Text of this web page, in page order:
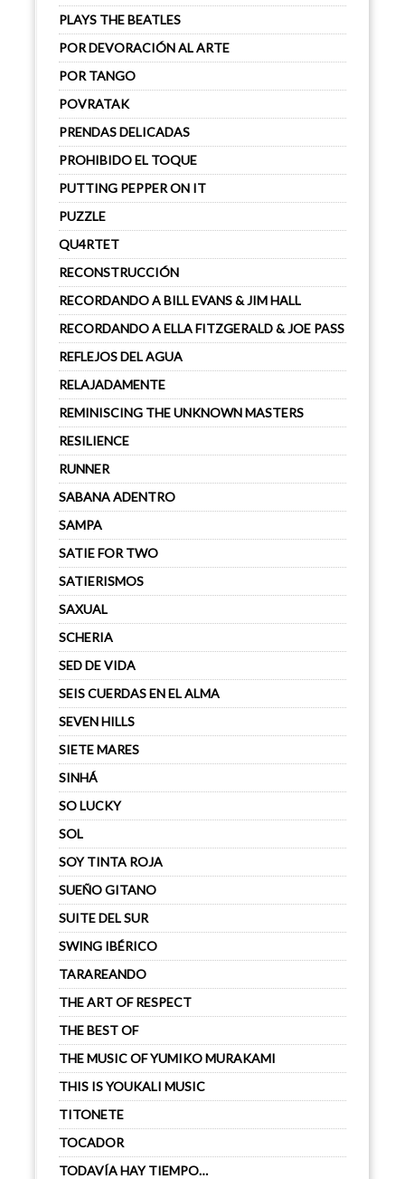
PLAYS THE BEATLES
POR DEVORACIÓN AL ARTE
POR TANGO
POVRATAK
PRENDAS DELICADAS
PROHIBIDO EL TOQUE
PUTTING PEPPER ON IT
PUZZLE
QU4RTET
RECONSTRUCCIÓN
RECORDANDO A BILL EVANS & JIM HALL
RECORDANDO A ELLA FITZGERALD & JOE PASS
REFLEJOS DEL AGUA
RELAJADAMENTE
REMINISCING THE UNKNOWN MASTERS
RESILIENCE
RUNNER
SABANA ADENTRO
SAMPA
SATIE FOR TWO
SATIERISMOS
SAXUAL
SCHERIA
SED DE VIDA
SEIS CUERDAS EN EL ALMA
SEVEN HILLS
SIETE MARES
SINHÁ
SO LUCKY
SOL
SOY TINTA ROJA
SUEÑO GITANO
SUITE DEL SUR
SWING IBÉRICO
TARAREANDO
THE ART OF RESPECT
THE BEST OF
THE MUSIC OF YUMIKO MURAKAMI
THIS IS YOUKALI MUSIC
TITONETE
TOCADOR
TODAVÍA HAY TIEMPO…